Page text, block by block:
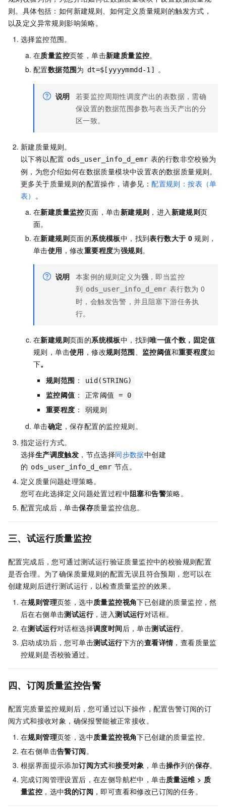
则。具体包括：如何新建规则、如何定义质量规则的触发方式，
以及定义异常规则影响策略。
选择监控范围。
在质量监控页签，单击新建质量监控。
配置数据范围为 dt=$[yyyymmdd-1] 。
说明 若要监控周期性调度产出的表数据，需确
保设置的数据范围参数与表当天产出的分
区一致。
新建质量规则。
以下将以配置 ods_user_info_d_emr 表的行数非空校验为
例，为您介绍如何在数据质量模块中设置表的数据质量规则。
更多关于质量规则的配置操作，请参见：配置规则：按表（单
表） 。
在新建质量监控页面，单击新建规则 ，进入 新建规则页
面。
在新建规则页面的系统模板中，找到表行数大于 0 规则，
单击使用 ，修改重要程度为强规则。
说明 本案例的规则定义为强 ，即当监控
到 ods_user_info_d_emr 表行数为 0
时，会触发告警，并且阻塞下游任务执
行。
在新建规则页面的系统模板中，找到唯一值个数，固定值
规则，单击使用 ，修改规则范围 监控阈值和重要程度如
下。
规则范围 ： uid(STRING)
监控阈值 ： 正常阈值 = 0
重要程度 ： 弱规则
单击确定 ，保存配置的监控规则。
指定运行方式。
选择生产调度触发 ，节点选择同步数据中创建
的 ods_user_info_d_emr 节点。
定义质量问题处理策略。
您可在此选择定义问题处置过程中阻塞和告警策略。
配置完成后，单击保存质量监控信息。
三、试运行质量监控
配置完成后，您可通过测试运行验证质量监控中的校验规则配置
是否合理。为了确保质量规则的配置无误且符合预期，您可以在
创建规则后进行测试运行，以检查质量监控的效果。
在规则管理页签，选中质量监控视角下已创建的质量监控，然
后在右侧单击测试运行，进入测试运行对话框。
在测试运行对话框选择调度时间后，单击测试运行。
启动成功后，您可单击测试运行下方的查看详情，查看质量监
控规则是否校验通过。
四、订阅质量监控告警
配置完质量监控规则后，您可通过以下操作，配置告警订阅的订
阅方式和接收对象，确保报警能被正常接收。
在规则管理页签，选中质量监控视角下已创建的质量监控。
在右侧单击告警订阅。
根据界面提示添加订阅方式和接受对象 ，单击操作列的保存。
完成订阅管理设置后，在左侧导航栏中，单击质量运维 > 质
量监控 ，选中我的订阅 ，即可查看和修改已订阅的任务。